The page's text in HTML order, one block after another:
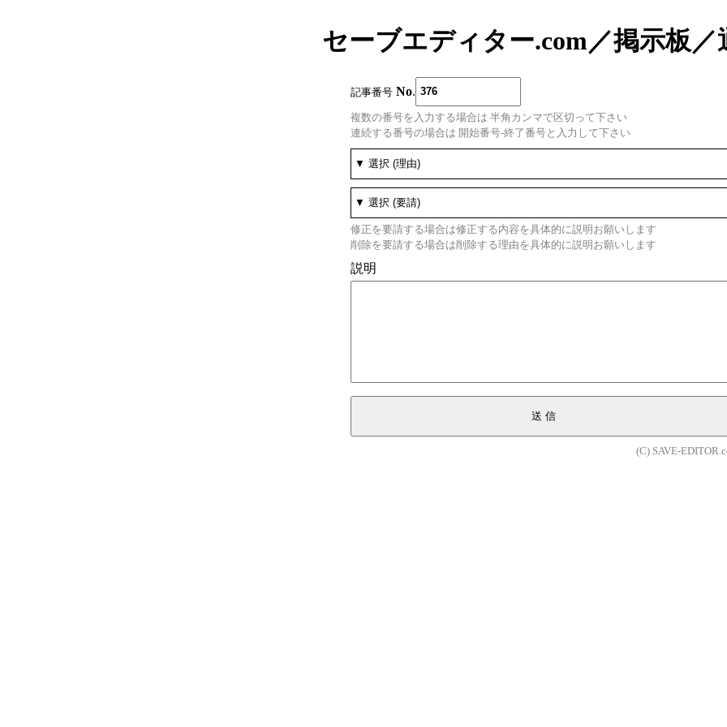
セーブエディター.com／掲示板／
記事番号 No
複数の番号を入力する場合は 半角カンマで区切って下さい
連続する番号の場合は 開始番号-終了番号と入力して下さい
修正を要請する場合は修正する内容を具体的に説明お願いします
削除を要請する場合は削除する理由を具体的に説明お願いします
説明
送信
(C) SAVE-